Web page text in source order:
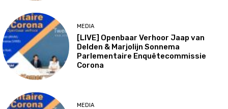
MEDIA
[LIVE] Openbaar Verhoor Jaap van
Delden & Marjolijn Sonnema
Parlementaire Enquêtecommissie
Corona
MEDIA